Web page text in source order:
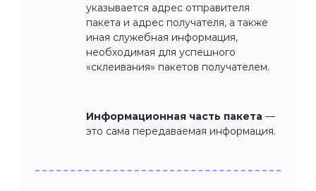
указывается адрес отправителя
пакета и адрес получателя, а также
иная служебная информация,
необходимая для успешного
«склеивания» пакетов получателем.
Информационная часть пакета —
это сама передаваемая информация.